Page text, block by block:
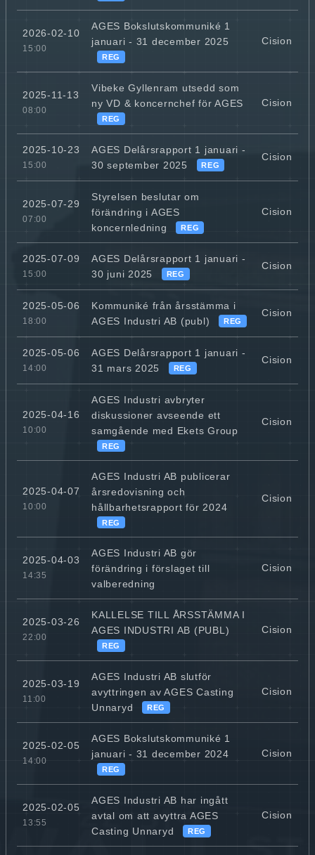
2026-02-10
15:00
AGES Bokslutskommuniké 1
januari - 31 december 2025
REG
Cision
2025-11-13
08:00
Vibeke Gyllenram utsedd som
ny VD & koncernchef för AGES
REG
Cision
2025-10-23
15:00
AGES Delårsrapport 1 januari -
30 september 2025
REG
Cision
2025-07-29
07:00
Styrelsen beslutar om
förändring i AGES
koncernledning
REG
Cision
2025-07-09
15:00
AGES Delårsrapport 1 januari -
30 juni 2025
REG
Cision
2025-05-06
18:00
Kommuniké från årsstämma i
AGES Industri AB (publ)
REG
Cision
2025-05-06
14:00
AGES Delårsrapport 1 januari -
31 mars 2025
REG
Cision
2025-04-16
10:00
AGES Industri avbryter
diskussioner avseende ett
samgående med Ekets Group
REG
Cision
2025-04-07
10:00
AGES Industri AB publicerar
årsredovisning och
hållbarhetsrapport för 2024
REG
Cision
2025-04-03
14:35
AGES Industri AB gör
förändring i förslaget till
valberedning
Cision
2025-03-26
22:00
KALLELSE TILL ÅRSSTÄMMA I
AGES INDUSTRI AB (PUBL)
REG
Cision
2025-03-19
11:00
AGES Industri AB slutför
avyttringen av AGES Casting
Unnaryd
REG
Cision
2025-02-05
14:00
AGES Bokslutskommuniké 1
januari - 31 december 2024
REG
Cision
2025-02-05
13:55
AGES Industri AB har ingått
avtal om att avyttra AGES
Casting Unnaryd
REG
Cision